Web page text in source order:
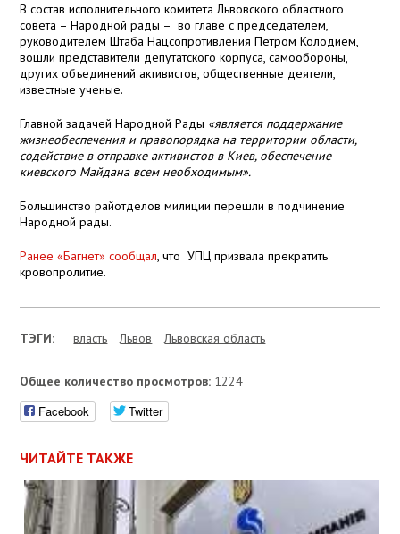
В состав исполнительного комитета Львовского областного
совета – Народной рады – во главе с председателем,
руководителем Штаба Нацсопротивления Петром Колодием,
вошли представители депутатского корпуса, самообороны,
других объединений активистов, общественные деятели,
известные ученые.
Главной задачей Народной Рады «является поддержание
жизнеобеспечения и правопорядка на территории области,
содействие в отправке активистов в Киев, обеспечение
киевского Майдана всем необходимым».
Большинство райотделов милиции перешли в подчинение
Народной рады.
Ранее «Багнет» сообщал, что УПЦ призвала прекратить
кровопролитие.
ТЭГИ: власть Львов Львовская область
Общее количество просмотров: 1224
Facebook Twitter
ЧИТАЙТЕ ТАКЖЕ